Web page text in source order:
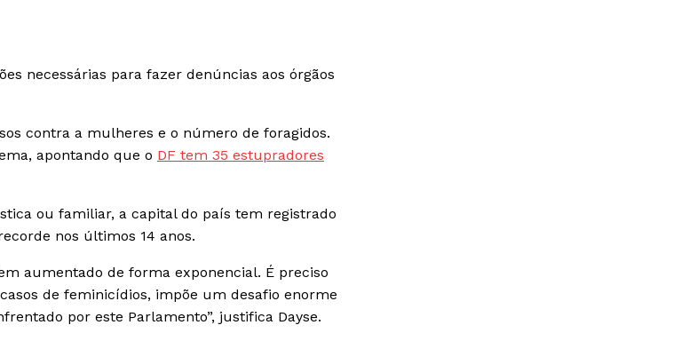
necessárias para fazer denúncias aos órgãos
contra a mulheres e o número de foragidos.
apontando que o DF tem 35 estupradores
ou familiar, a capital do país tem registrado
nos últimos 14 anos.
aumentado de forma exponencial. É preciso
de feminicídios, impõe um desafio enorme
por este Parlamento”, justifica Dayse.